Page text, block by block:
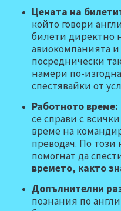
Цената на
който говори
билети директно
авиокомпанията и
посреднически
намери по-
спестявайки от
Работното време:
се справи с
време на
преводач. По
помогнат да
времето, както
Допълнителни
познания по